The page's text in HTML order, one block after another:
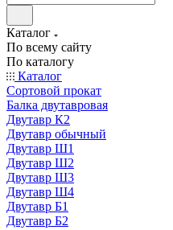
Каталог
По всему сайту
По каталогу
Каталог
Сортовой прокат
Балка двутавровая
Двутавр К2
Двутавр обычный
Двутавр Ш1
Двутавр Ш2
Двутавр Ш3
Двутавр Ш4
Двутавр Б1
Двутавр Б2